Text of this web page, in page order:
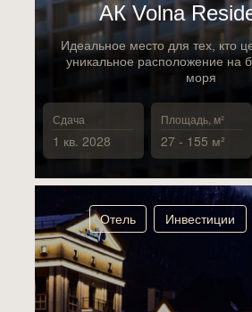
Инвестиции
Отель
27 - 155 м²
Площадь, м²
1 кв. 2028
Сдача
Идеальное место для тех, кто
уникальное расположение на
моря
АК Volna